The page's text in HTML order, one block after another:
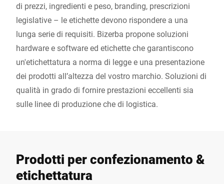
di prezzi, ingredienti e peso, branding, prescrizioni
legislative – le etichette devono rispondere a una
lunga serie di requisiti. Bizerba propone soluzioni
hardware e software ed etichette che garantiscono
un'etichettatura a norma di legge e una presentazione
dei prodotti all’altezza del vostro marchio. Soluzioni di
qualità in grado di fornire prestazioni eccellenti sia
sulle linee di produzione che di logistica.
Prodotti per confezionamento &
etichettatura